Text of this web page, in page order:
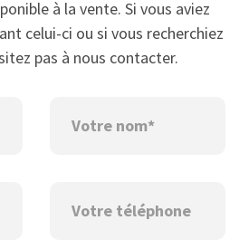
à la vente. Si vous aviez
celui-ci ou si vous recherchiez
pas à nous contacter.